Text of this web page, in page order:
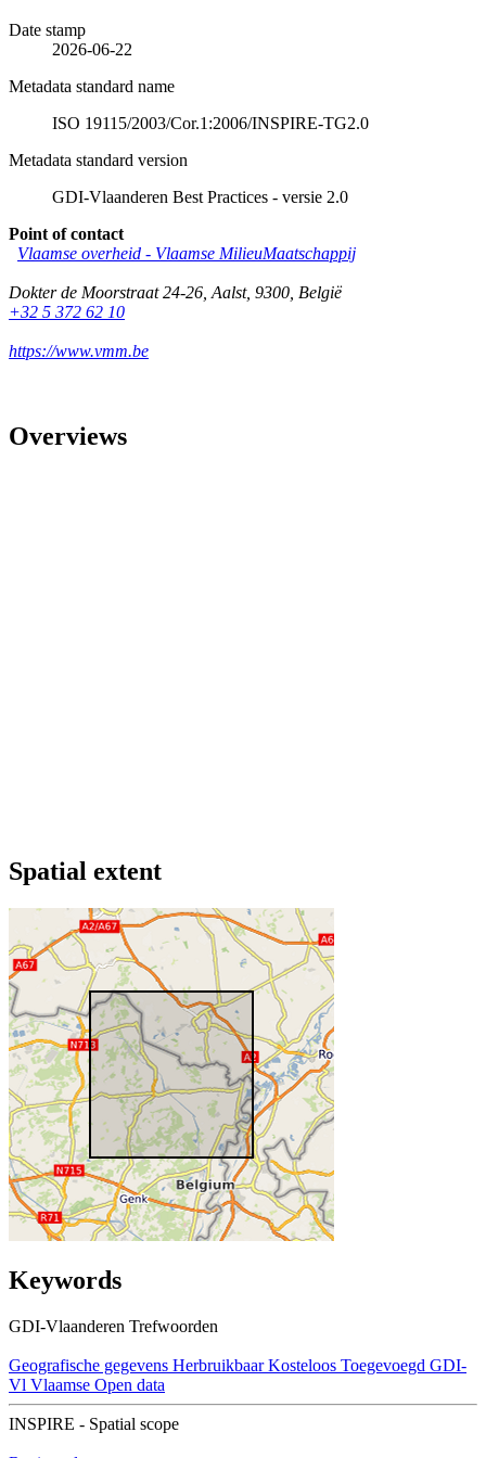
Date stamp
2026-06-22
Metadata standard name
ISO 19115/2003/Cor.1:2006/INSPIRE-TG2.0
Metadata standard version
GDI-Vlaanderen Best Practices - versie 2.0
Point of contact
Vlaamse overheid - Vlaamse MilieuMaatschappij
Dokter de Moorstraat 24-26 Aalst, 9300 België
+32 5 372 62 10
https://www.vmm.be
Overviews
Spatial extent
Keywords
GDI-Vlaanderen Trefwoorden
Geografische gegevens Herbruikbaar Kosteloos Toegevoegd GDI-
Vl Vlaamse Open data
INSPIRE - Spatial scope